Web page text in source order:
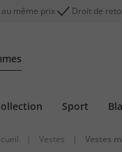
même prix Droit de
Sport
| Vestes | Vestes